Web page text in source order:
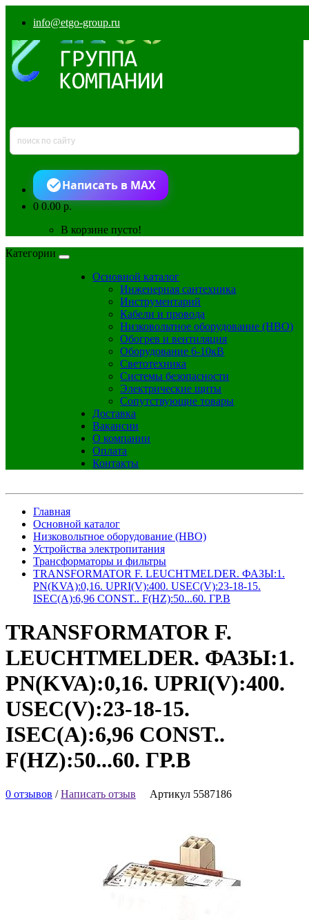
info@etgo-group.ru
Написать в MAX
00.00 р.
В корзине пусто!
Категории
Основной каталог
Инженерная сантехника
Инструментарий
Кабели и провода
Низковольтное оборудование (НВО)
Обогрев и вентиляция
Оборудование 6-10кВ
Светотехника
Системы безопасности
Электрические щиты
Сопутствующие товары
Доставка
Вакансии
О компании
Оплата
Контакты
Главная
Основной каталог
Низковольтное оборудование (НВО)
Устройства электропитания
Трансформаторы и фильтры
TRANSFORMATOR F. LEUCHTMELDER. ФАЗЫ:1.
PN(KVA):0,16. UPRI(V):400. USEC(V):23-18-15.
ISEC(A):6,96 CONST.. F(HZ):50...60. ГР.В
TRANSFORMATOR F.
LEUCHTMELDER. ФАЗЫ:1.
PN(KVA):0,16. UPRI(V):400.
USEC(V):23-18-15.
ISEC(A):6,96 CONST..
F(HZ):50...60. ГР.В
0 отзывов /Написать отзыв Артикул 5587186